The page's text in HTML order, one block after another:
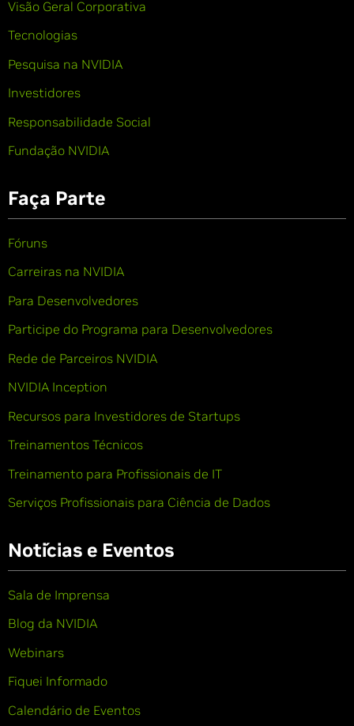
Visão Geral Corporativa
Tecnologias
Pesquisa na NVIDIA
Investidores
Responsabilidade Social
Fundação NVIDIA
Faça Parte
Fóruns
Carreiras na NVIDIA
Para Desenvolvedores
Participe do Programa para Desenvolvedores
Rede de Parceiros NVIDIA
NVIDIA Inception
Recursos para Investidores de Startups
Treinamentos Técnicos
Treinamento para Profissionais de IT
Serviços Profissionais para Ciência de Dados
Notícias e Eventos
Sala de Imprensa
Blog da NVIDIA
Webinars
Fiquei Informado
Calendário de Eventos